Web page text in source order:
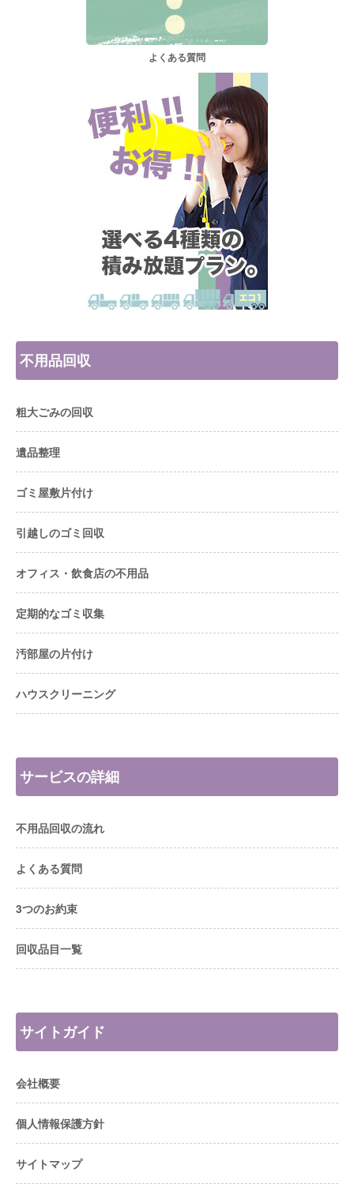
よくある質問
不用品回収
粗大ごみの回収
遺品整理
ゴミ屋敷片付け
引越しのゴミ回収
オフィス・飲食店の不用品
定期的なゴミ収集
汚部屋の片付け
ハウスクリーニング
サービスの詳細
不用品回収の流れ
よくある質問
3つのお約束
回収品目一覧
サイトガイド
会社概要
個人情報保護方針
サイトマップ